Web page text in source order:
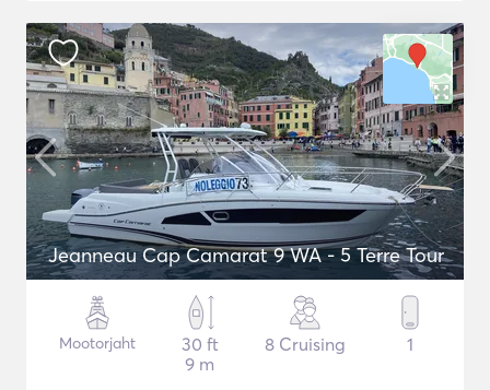
Jeanneau Cap Camarat 9 WA - 5 Terre Tour
Mootorjaht
30 ft
9 m
8 Cruising 1